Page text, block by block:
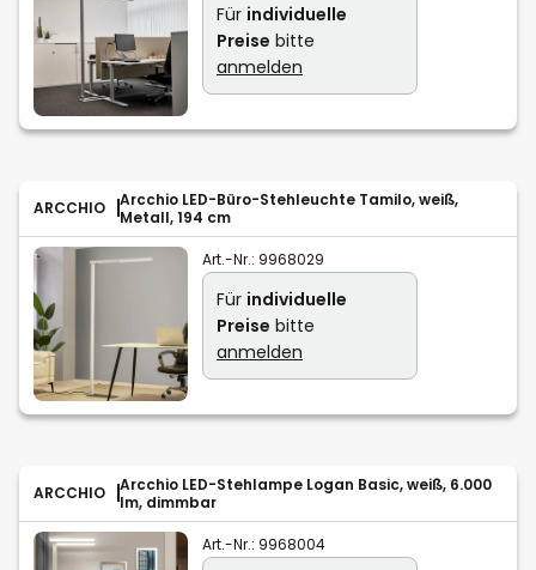
Für individuelle
Preise bitte
anmelden
ARCCHIO
Arcchio LED-Büro-Stehleuchte Tamilo, weiß,
Metall, 194 cm
Art.-Nr.: 9968029
Für individuelle
Preise bitte
anmelden
ARCCHIO
Arcchio LED-Stehlampe Logan Basic, weiß, 6.000
lm, dimmbar
Art.-Nr.: 9968004